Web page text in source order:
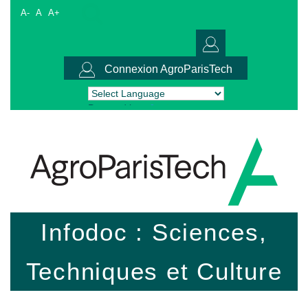
A- A A+
Connexion AgroParisTech
Powered by Translate
Infodoc : Sciences,
Techniques et Culture